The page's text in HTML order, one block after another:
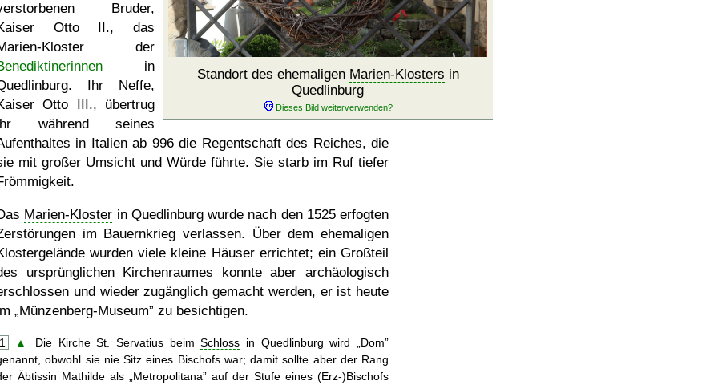
Standort des ehemaligen Marien-Klosters in
Quedlinburg
Bruder,
Otto II., das
Kloster der
in
Ihr Neffe,
Otto III., übertrug
während seines
in Italien ab 996 die Regentschaft des Reiches, die
mit großer Umsicht und Würde führte. Sie starb im Ruf tiefer
Marien-Kloster in Quedlinburg wurde nach den 1525 erfogten
im Bauernkrieg verlassen. Über dem ehemaligen
wurden viele kleine Häuser errichtet; ein Großteil
ursprünglichen Kirchenraumes konnte aber archäologisch
und wieder zugänglich gemacht werden, er ist heute
Münzenberg-Museum zu besichtigen.
1 ▲ Die Kirche St. Servatius beimSchloss in Quedlinburg wird
Dom
obwohl sie nie Sitz eines Bischofs war; damit sollte aber der Rang
Äbtissin Mathilde als
Metropolitana
auf der Stufe eines (Erz-)Bischofs